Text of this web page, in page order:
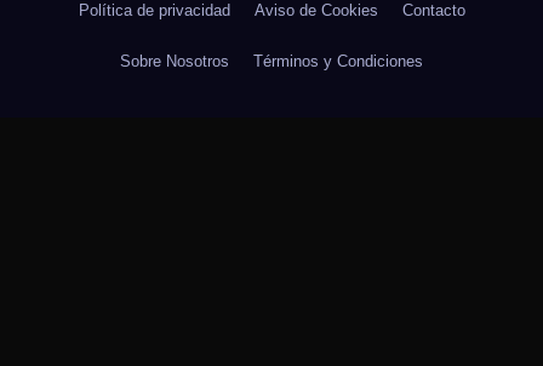
Política de privacidad Aviso de Cookies Contacto
Sobre Nosotros Términos y Condiciones